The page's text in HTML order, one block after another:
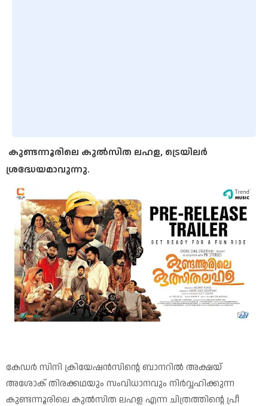
കുണ്ടന്നൂരിലെ കുൽസിത ലഹള, ട്രെയിലർ
ശ്രദ്ധേയമാവുന്നു.
കേഡർ സിനി ക്രിയേഷൻസിന്റെ ബാനറിൽ അക്ഷയ്
അശോക് തിരക്കഥയും സംവിധാനവും നിർവ്വഹിക്കുന്ന
കുണ്ടന്നൂരിലെ കുൽസിത ലഹള എന്ന ചിത്രത്തിൻ്റെ പ്രീ